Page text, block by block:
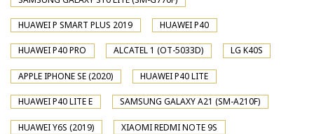
HUAWEI P SMART PLUS 2019 HUAWEI P40
HUAWEI P40 PRO ALCATEL 1 (OT-5033D) LG K40S
APPLE IPHONE SE (2020) HUAWEI P40 LITE
HUAWEI P40 LITE E SAMSUNG GALAXY A21 (SM-A210F)
HUAWEI Y6S (2019) XIAOMI REDMI NOTE 9S